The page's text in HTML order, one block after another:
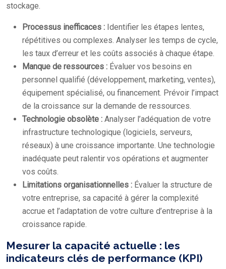
stockage.
Processus inefficaces : Identifier les étapes lentes,
répétitives ou complexes. Analyser les temps de cycle,
les taux d’erreur et les coûts associés à chaque étape.
Manque de ressources : Évaluer vos besoins en
personnel qualifié (développement, marketing, ventes),
équipement spécialisé, ou financement. Prévoir l’impact
de la croissance sur la demande de ressources.
Technologie obsolète : Analyser l’adéquation de votre
infrastructure technologique (logiciels, serveurs,
réseaux) à une croissance importante. Une technologie
inadéquate peut ralentir vos opérations et augmenter
vos coûts.
Limitations organisationnelles : Évaluer la structure de
votre entreprise, sa capacité à gérer la complexité
accrue et l’adaptation de votre culture d’entreprise à la
croissance rapide.
Mesurer la capacité actuelle : les
indicateurs clés de performance (KPI)